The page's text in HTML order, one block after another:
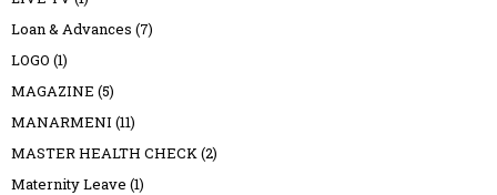
Loan & Advances (7)
LOGO (1)
MAGAZINE (5)
MANARMENI (11)
MASTER HEALTH CHECK(2)
Maternity Leave (1)